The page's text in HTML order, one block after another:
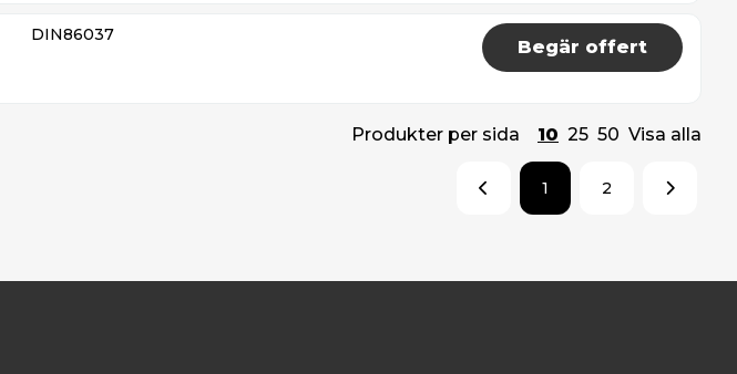
DIN86037
Begär offert
Produkter per sida 10 25 50 Visa alla
1 2